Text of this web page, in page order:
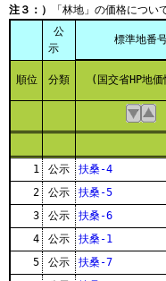
注３：）
「林地」の価格につ
公
示
標準地番
順位 分類 (国交省HP地
1
公示 扶桑-4
2
公示 扶桑-5
3
公示 扶桑-6
4
公示 扶桑-1
5
公示 扶桑-7